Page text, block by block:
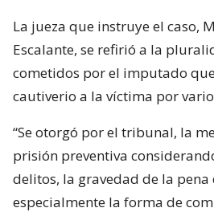
La jueza que instruye el caso,
Escalante, se refirió a la
cometidos por el imputado
cautiverio a la víctima por
“Se otorgó por el tribunal, la
prisión preventiva
delitos, la gravedad de la pena
especialmente la forma de